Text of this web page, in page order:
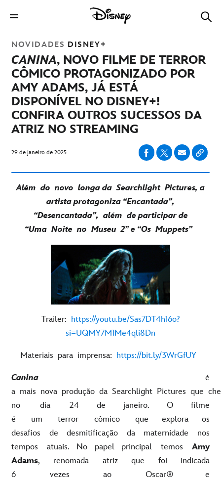
NOVIDADES DISNEY+
CANINA, NOVO FILME DE TERROR
CÔMICO PROTAGONIZADO POR
AMY ADAMS, JÁ ESTÁ
DISPONÍVEL NO DISNEY+!
CONFIRA OUTROS SUCESSOS DA
ATRIZ NO STREAMING
29 de janeiro de 2025
Além do novo longa da Searchlight Pictures, a
artista protagoniza “Encantada”,
“Desencantada”, além de participar de
“Uma Noite no Museu 2” e “Os Muppets”
Trailer: https://youtu.be/Sas7DT4h16o?
si=UQMY7M1Me4qli8Dn
Materiais para imprensa: https://bit.ly/3WrGfUY
Canina é
a mais nova produção da Searchlight Pictures que
no dia 24 de janeiro. O filme
é um terror cômico que explora os
desafios de desmitificação da maternidade nos
tempos atuais. No papel principal temos Amy
Adams, renomada atriz que foi indicada
6 vezes ao Oscar® e